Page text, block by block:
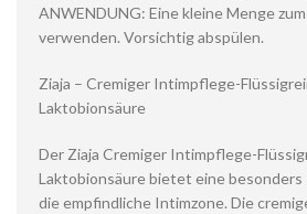
ANWENDUNG: Eine kleine Menge
verwenden. Vorsichtig abspülen.
Ziaja – Cremiger Intimpflege-
Laktobionsäure
Der Ziaja Cremiger Intimpflege-
Laktobionsäure bietet eine
die empfindliche Intimzone. Die